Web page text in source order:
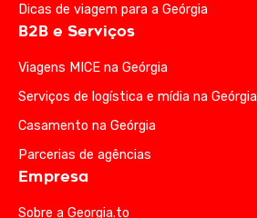
Dicas de viagem para a Geórgia
B2B e Serviços
Viagens MICE na Geórgia
Serviços de logística e mídia na Geórgia
Casamento na Geórgia
Parcerias de agências
Empresa
Sobre a Georgia.to